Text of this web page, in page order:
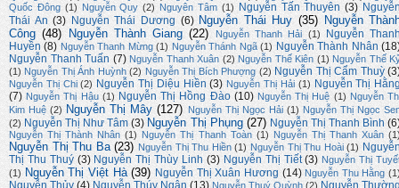
Quốc Đông (1) Nguyễn Quy (2) Nguyên Tâm (1) Nguyễn Tấn Thuyên (3)
Thái An (3) Nguyễn Thái Dương (6) Nguyễn Thái Huy (35)
Nguyễn
Công (48) Nguyễn Thành Giang (22) Nguyễn Thanh Hải (1)
Nguyễn
Huyền (8) Nguyễn Thanh Mừng (1) Nguyễn Thánh Ngã (1) Nguyễn Thành Nhân
Nguyễn Thanh Tuấn (7) Nguyễn Thanh Xuân (2) Nguyễn Thế Kiên (1) Nguyễn Thế
(1) Nguyễn Thị Ánh Huỳnh (2) Nguyễn Thị Bích Phượng (2) Nguyễn Thị Cẩm Thuỳ
Nguyễn Thị Chi (2) Nguyễn Thị Diệu Hiền (3) Nguyễn Thị Hải (1) Nguyễn Thị
(7) Nguyễn Thị Hậu (1) Nguyễn Thị Hồng Đào (10) Nguyễn Thị Huệ (1) Nguyễn
Kim Huệ (2) Nguyễn Thị Mây (127) Nguyễn Thị Ngọc Hải (1) Nguyễn Thị Ngọc
(2) Nguyễn Thị Như Tâm (3) Nguyễn Thị Phụng (27) Nguyễn Thị Thanh Bình
Nguyễn Thị Thành Nhân (1) Nguyễn Thị Thanh Toàn (1) Nguyễn Thị Thanh Xuân
Nguyễn Thị Thu Ba (23) Nguyễn Thị Thu Hiền (1) Nguyễn Thị Thu Hoài (1)
Thị Thu Thuý (3) Nguyễn Thị Thùy Linh (3) Nguyễn Thị Tiết (3) Nguyễn Thị
(1) Nguyễn Thị Việt Hà (39) Nguyễn Thị Xuân Hương (14) Nguyễn Thu Hằng
Nguyễn Thuý Quỳnh (2)